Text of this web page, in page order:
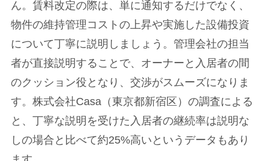
ん。賃料改定の際は、単に通知するだけでなく、
物件の維持管理コストの上昇や実施した設備投資
について丁寧に説明しましょう。管理会社の担当
者が直接説明することで、オーナーと入居者の間
のクッション役となり、交渉がスムーズになりま
す。株式会社Casa（東京都新宿区）の調査による
と、丁寧な説明を受けた入居者の継続率は説明な
しの場合と比べて約25%高いというデータもあり